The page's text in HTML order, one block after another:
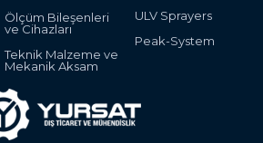
Ölçüm Bileşenleri
ve Cihazları
Teknik Malzeme ve
Mekanik Aksam
ULV Sprayers
Peak-System